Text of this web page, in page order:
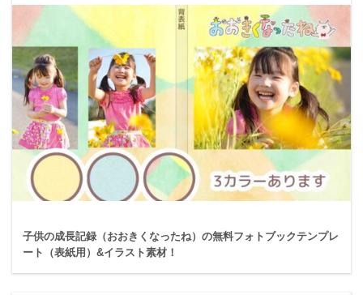
子供の成長記録（おおきくなったね）の無料フォトブックテンプレ
ート（表紙用）&イラスト素材！